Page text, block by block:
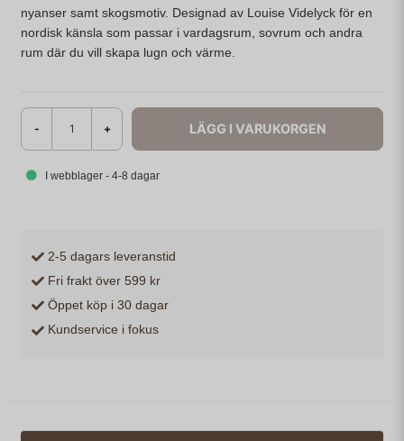
nyanser samt skogsmotiv. Designad av Louise Videlyck för en
nordisk känsla som passar i vardagsrum, sovrum och andra
rum där du vill skapa lugn och värme.
- + LÄGG I VARUKORGEN
I webblager - 4-8 dagar
2-5 dagars leveranstid
Fri frakt över 599 kr
Öppet köp i 30 dagar
Kundservice i fokus